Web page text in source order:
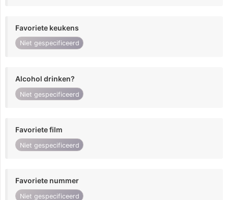
Favoriete keukens
Niet gespecificeerd
Alcohol drinken?
Niet gespecificeerd
Favoriete film
Niet gespecificeerd
Favoriete nummer
Niet gespecificeerd